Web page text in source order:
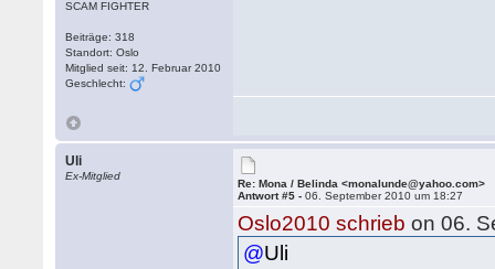
SCAM FIGHTER
Beiträge: 318
Standort: Oslo
Mitglied seit: 12. Februar 2010
Geschlecht:
Uli
Ex-Mitglied
Re: Mona / Belinda <monalunde@yahoo.com>
Antwort #5 -06. September 2010 um 18:27
Oslo2010 schrieb on 06.
@Uli